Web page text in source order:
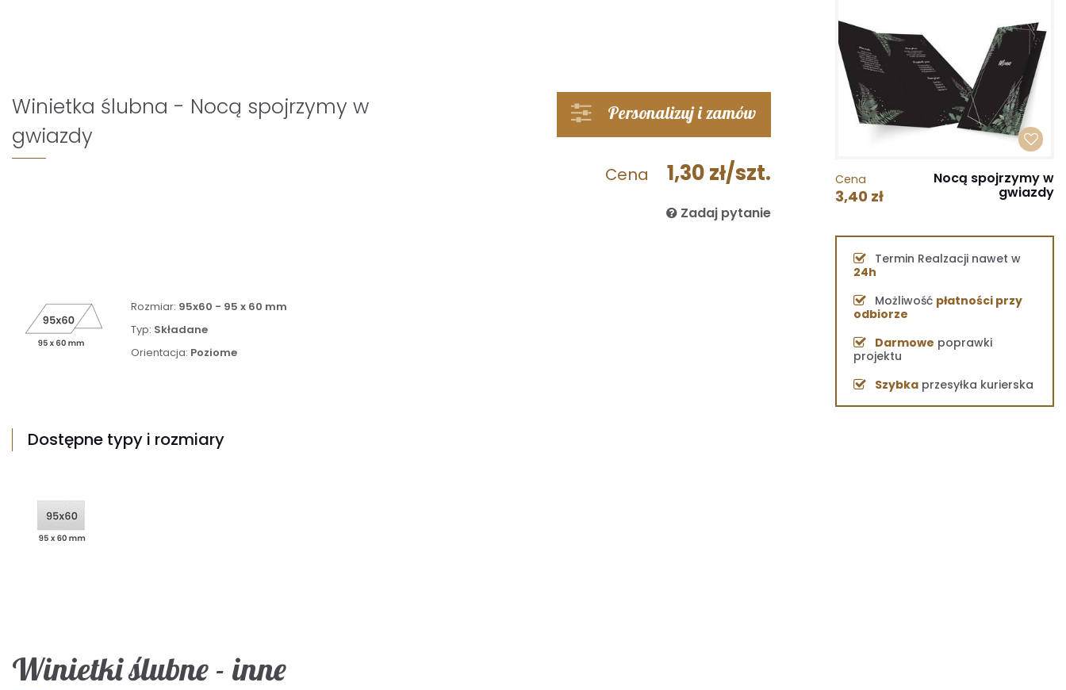
Cena 1,30 zł/szt.
Personalizuj i zamów
Zadaj pytanie
Rozmiar: 95x60 - 95 x 60 mm
Typ: Składane
Orientacja: Poziome
Winietka ślubna - Nocą spojrzymy w
gwiazdy
Dostępne typy i rozmiary
Winietki ślubne - inne
Cena
3,40 zł
Nocą spojrzymy w
gwiazdy
Termin Realzacji nawet w
24h
Możliwość płatności przy
odbiorze
Darmowe poprawki
projektu
Szybka przesyłka kurierska